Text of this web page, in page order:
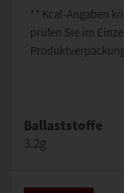
** Kcal-Angaben
prüfen Sie im
Ballaststoffe
3.2g